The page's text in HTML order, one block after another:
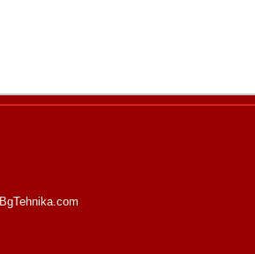
BgTehnika.com